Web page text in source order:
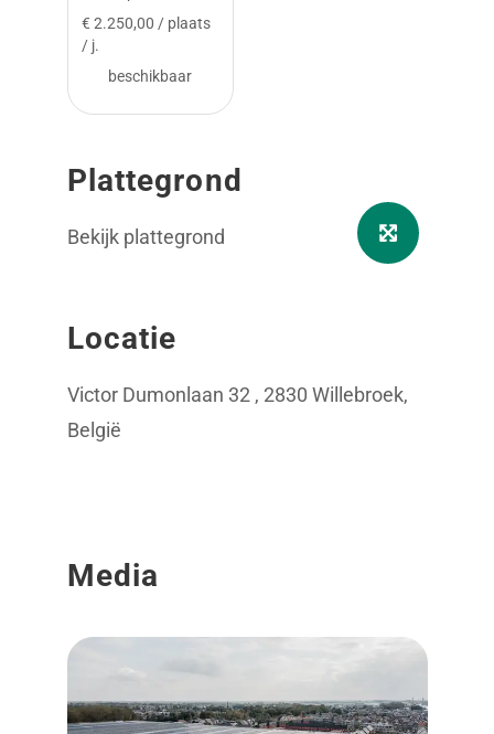
€ 2.250,00 / plaats
/ j.
beschikbaar
Plattegrond
Bekijk plattegrond
Locatie
Victor Dumonlaan 32 , 2830 Willebroek,
België
Media